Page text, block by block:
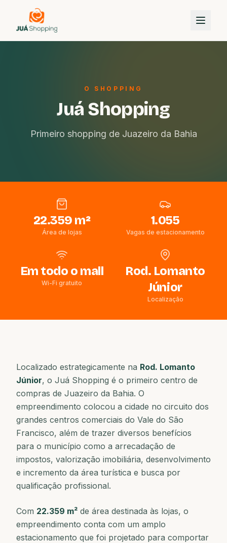
O SHOPPING
Juá Shopping
Primeiro shopping de Juazeiro da Bahia
22.359 m²
Área de lojas
1.055
Vagas de estacionamento
Em todo o mall
Wi-Fi gratuito
Rod. Lomanto
Júnior
Localização
Localizado estrategicamente na Rod. Lomanto
Júnior, o Juá Shopping é o primeiro centro de
compras de Juazeiro da Bahia. O
empreendimento colocou a cidade no circuito dos
grandes centros comerciais do Vale do São
Francisco, além de trazer diversos benefícios
para o município como a arrecadação de
impostos, valorização imobiliária, desenvolvimento
e incremento da área turística e busca por
qualificação profissional.
Com 22.359 m² de área destinada às lojas, o
empreendimento conta com um amplo
estacionamento que foi projetado para comportar